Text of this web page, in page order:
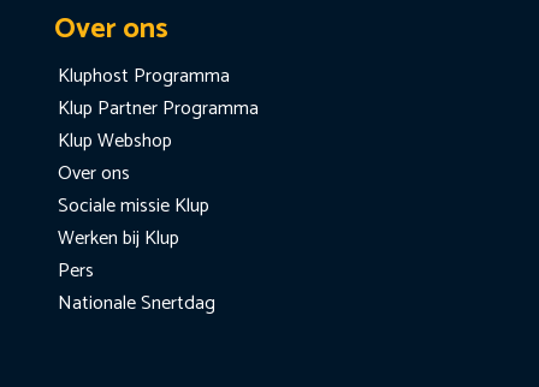
Over ons
Kluphost Programma
Klup Partner Programma
Klup Webshop
Over ons
Sociale missie Klup
Werken bij Klup
Pers
Nationale Snertdag